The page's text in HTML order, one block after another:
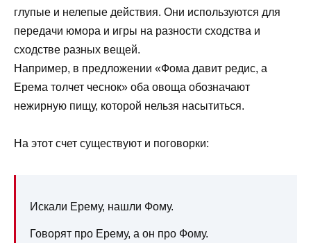
глупые и нелепые действия. Они используются для
передачи юмора и игры на разности сходства и
сходстве разных вещей.
Например, в предложении «Фома давит редис, а
Ерема толчет чеснок» оба овоща обозначают
нежирную пищу, которой нельзя насытиться.
На этот счет существуют и поговорки:
Искали Ерему, нашли Фому.
Говорят про Ерему, а он про Фому.